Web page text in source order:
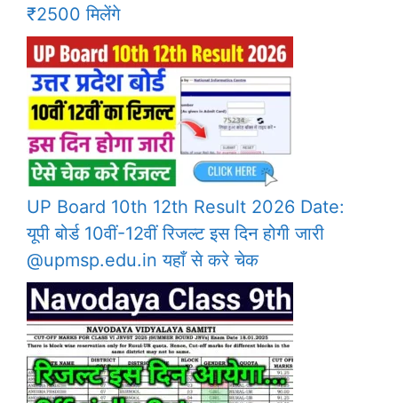
₹2500 मिलेंगे
UP Board 10th 12th Result 2026 Date:
यूपी बोर्ड 10वीं-12वीं रिजल्ट इस दिन होगी जारी
@upmsp.edu.in यहाँ से करे चेक